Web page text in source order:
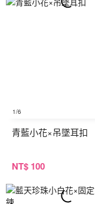
1/6
青藍小花×吊墜耳扣
NT$ 100